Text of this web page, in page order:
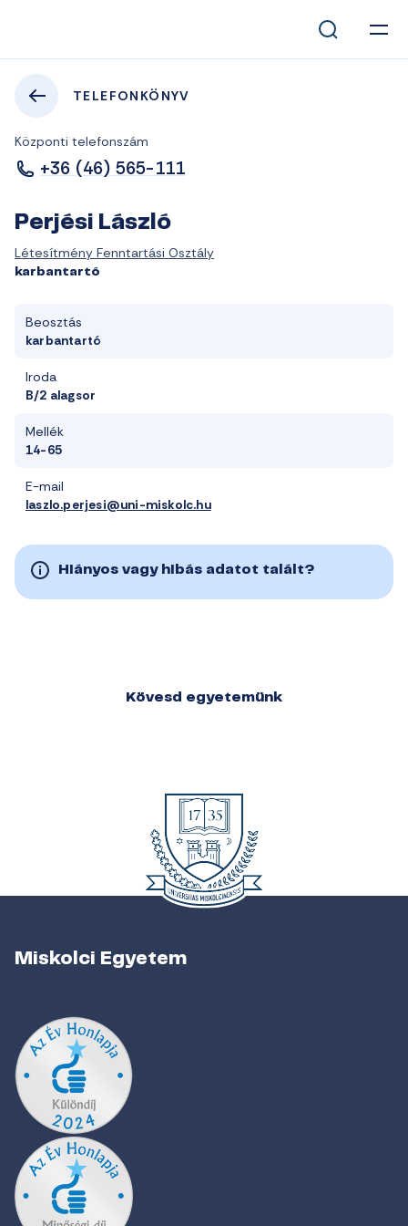
TELEFONKÖNYV
Központi telefonszám
+36 (46) 565-111
Perjési László
Létesítmény Fenntartási Osztály
karbantartó
Beosztás
karbantartó
Iroda
B/2 alagsor
Mellék
14-65
E-mail
laszlo.perjesi@uni-miskolc.hu
Hiányos vagy hibás adatot talált?
Kövesd egyetemünk
Miskolci Egyetem